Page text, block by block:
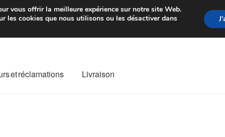
de 7 EUR Du lundi au
et réclamations Livraison
vous offrir la meilleure expérience sur notre site Web.
les cookies que nous utilisons ou les désactiver dans